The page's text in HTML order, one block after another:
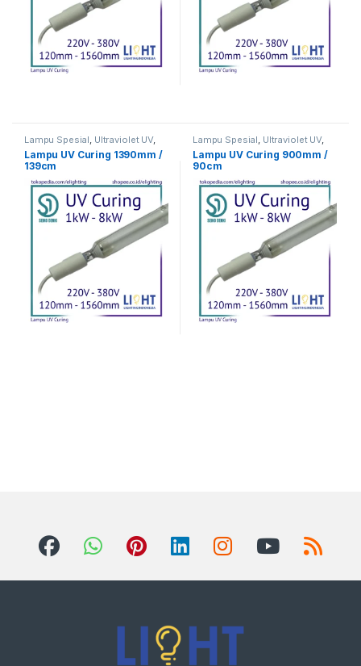
Lampu Spesial Ultraviolet UV,
UV Curing
Lampu UV Curing 1390mm /
139cm
Lampu Spesial Ultraviolet UV,
UV Curing
Lampu UV Curing 900mm /
90cm